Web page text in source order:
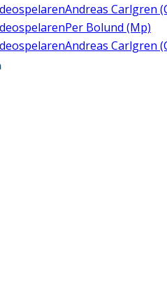
Andreas Carlgren
Per Bolund (Mp)
Andreas Carlgren